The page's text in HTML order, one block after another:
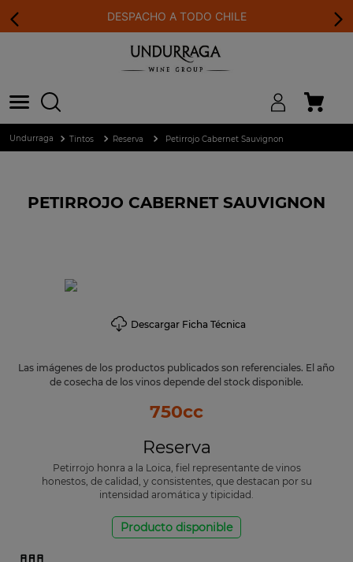
DESPACHO A TODO CHILE
Tintos Reserva Petirrojo Cabernet Sauvignon
Descargar Ficha Técnica
Las imágenes de los productos publicados son referenciales. El año
de cosecha de los vinos depende del stock disponible.
PETIRROJO CABERNET SAUVIGNON
750cc
Reserva
Petirrojo honra a la Loica, fiel representante de vinos
honestos, de calidad, y consistentes, que destacan por su
intensidad aromática y tipicidad.
Producto disponible